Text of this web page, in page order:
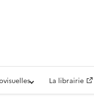
La librairie